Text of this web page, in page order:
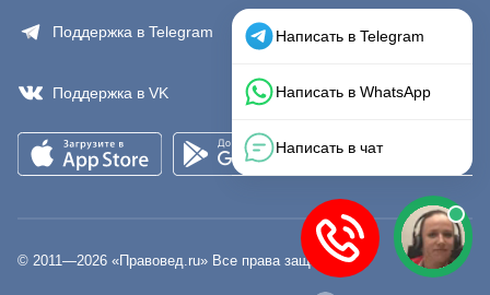
Поддержка в Telegram
Поддержка в VK
© 2011—2026 «Правовед.ru» Все права защищены.